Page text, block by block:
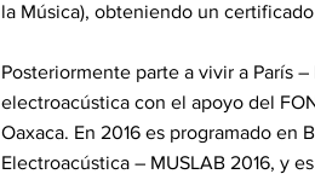
la Música), obteniendo un
Posteriormente parte a vivir a París
electroacústica con el apoyo del
Oaxaca. En 2016 es programado en
Electroacústica – MUSLAB 2016, y